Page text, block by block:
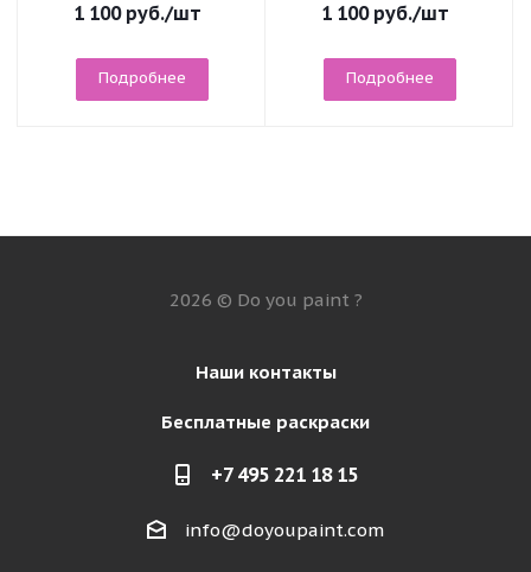
1 100руб./шт
Подробнее
1 100руб./шт
Подробнее
2026 © Do you paint ?
Наши контакты
Бесплатные раскраски
+7 495 221 18 15
info@doyoupaint.com